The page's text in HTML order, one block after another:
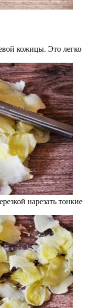
кожицы. Это легко
нарезать тонкие